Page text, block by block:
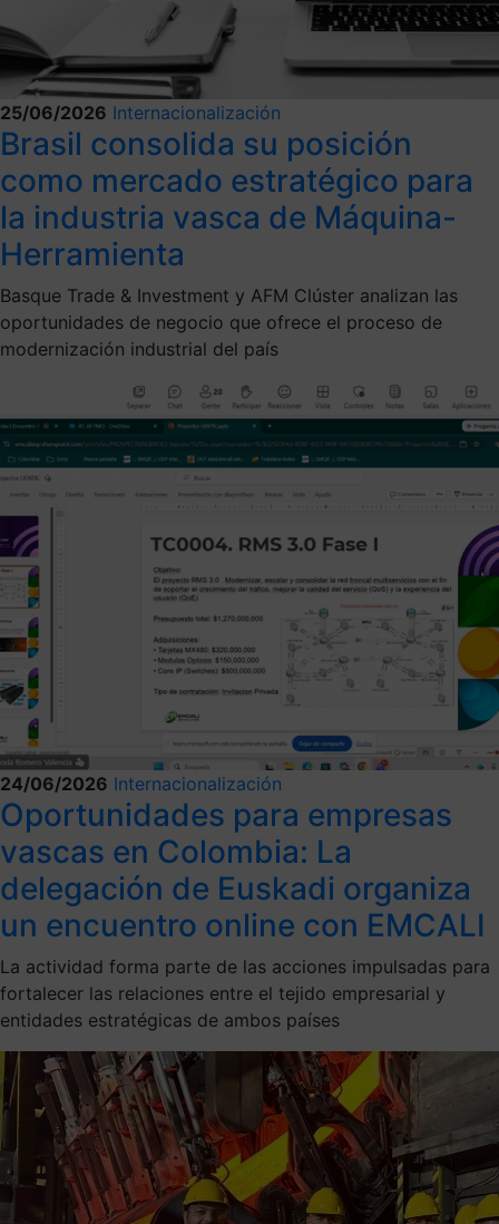
25/06/2026 Internacionalización
Brasil consolida su posición
como mercado estratégico para
la industria vasca de Máquina-
Herramienta
Basque Trade & Investment y AFM Clúster analizan las
oportunidades de negocio que ofrece el proceso de
modernización industrial del país
24/06/2026 Internacionalización
Oportunidades para empresas
vascas en Colombia: La
delegación de Euskadi organiza
un encuentro online con EMCALI
La actividad forma parte de las acciones impulsadas para
fortalecer las relaciones entre el tejido empresarial y
entidades estratégicas de ambos países